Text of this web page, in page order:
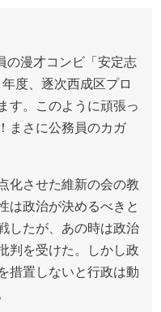
の漫才コンビ「安定志
度、逐次西成区プロ
す。このように頑張っ
まさに公務員のカガ
化させた維新の会の教
は政治が決めるべきと
したが、あの時は政治
判を受けた。しかし政
措置しないと行政は動